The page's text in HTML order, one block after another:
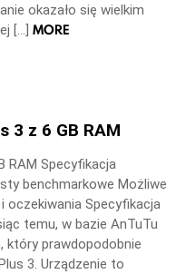
okazało się wielkim
[…] MORE
3 z 6 GB RAM
RAM Specyfikacja
benchmarkowe Możliwe
oczekiwania Specyfikacja
temu, w bazie AnTuTu
który prawdopodobnie
3. Urządzenie to